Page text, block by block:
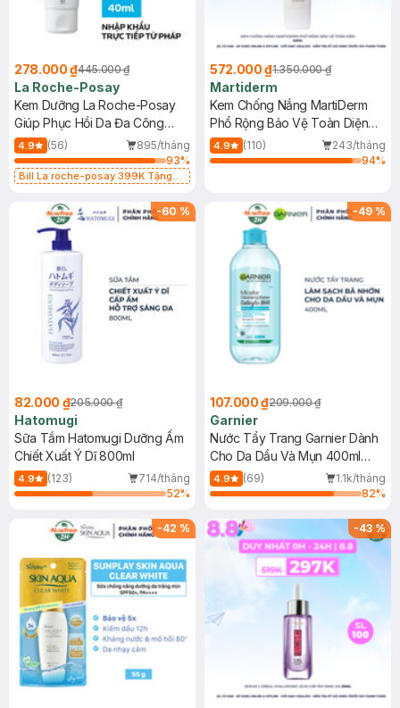
278.000 ₫445.000 ₫
La Roche-Posay
Kem Dưỡng La Roche-Posay
Giúp Phục Hồi Da Đa Công
Dụng 40ml
4.9 (56)
895/tháng
93%
Bill La roche-posay 399K Tặng
(SL có hạn)
572.000 ₫1.350.000 ₫
Martiderm
Kem Chống Nắng MartiDerm
Phổ Rộng Bảo Vệ Toàn Diện
40ml
4.9 (110)
243/tháng
94%
-60 %
82.000 ₫205.000 ₫
Hatomugi
Sữa Tắm Hatomugi Dưỡng Ẩm
Chiết Xuất Ý Dĩ 800ml
4.9 (123)
714/tháng
52%
-49 %
107.000 ₫209.000 ₫
Garnier
Nước Tẩy Trang Garnier Dành
Cho Da Dầu Và Mụn 400ml
(Mới)
4.9 (69)
1.1k/tháng
82%
-42 % -43%